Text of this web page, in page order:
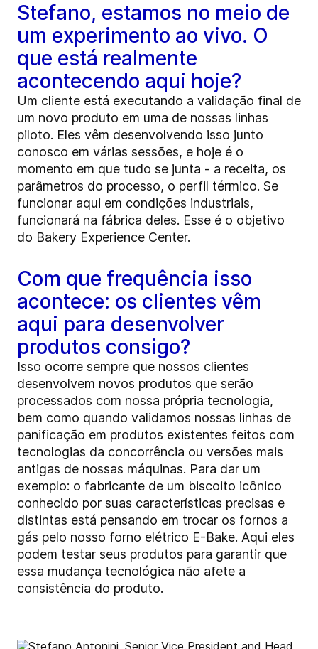
Stefano, estamos no meio de
um experimento ao vivo. O
que está realmente
acontecendo aqui hoje?
Um cliente está executando a validação final de
um novo produto em uma de nossas linhas
piloto. Eles vêm desenvolvendo isso junto
conosco em várias sessões, e hoje é o
momento em que tudo se junta - a receita, os
parâmetros do processo, o perfil térmico. Se
funcionar aqui em condições industriais,
funcionará na fábrica deles. Esse é o objetivo
do Bakery Experience Center.
Com que frequência isso
acontece: os clientes vêm
aqui para desenvolver
produtos consigo?
Isso ocorre sempre que nossos clientes
desenvolvem novos produtos que serão
processados com nossa própria tecnologia,
bem como quando validamos nossas linhas de
panificação em produtos existentes feitos com
tecnologias da concorrência ou versões mais
antigas de nossas máquinas. Para dar um
exemplo: o fabricante de um biscoito icônico
conhecido por suas características precisas e
distintas está pensando em trocar os fornos a
gás pelo nosso forno elétrico E-Bake. Aqui eles
podem testar seus produtos para garantir que
essa mudança tecnológica não afete a
consistência do produto.